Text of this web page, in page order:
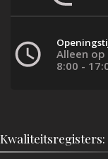
Alleen
8:00 -
Kwaliteitsregisters: